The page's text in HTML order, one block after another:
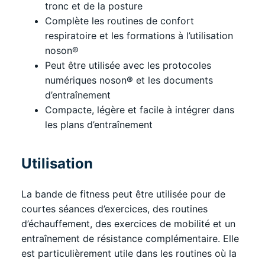
tronc et de la posture
Complète les routines de confort
respiratoire et les formations à l’utilisation
noson®
Peut être utilisée avec les protocoles
numériques noson® et les documents
d’entraînement
Compacte, légère et facile à intégrer dans
les plans d’entraînement
Utilisation
La bande de fitness peut être utilisée pour de
courtes séances d’exercices, des routines
d’échauffement, des exercices de mobilité et un
entraînement de résistance complémentaire. Elle
est particulièrement utile dans les routines où la